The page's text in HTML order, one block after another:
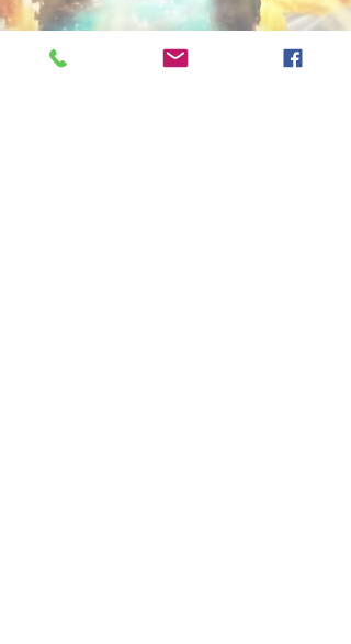
Option 4: Ventouses chinoises
mobiles, en verre